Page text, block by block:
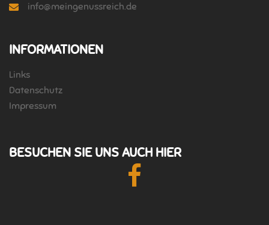
info@meingenussreich.de
INFORMATIONEN
Links
Datenschutz
Impressum
BESUCHEN SIE UNS AUCH HIER